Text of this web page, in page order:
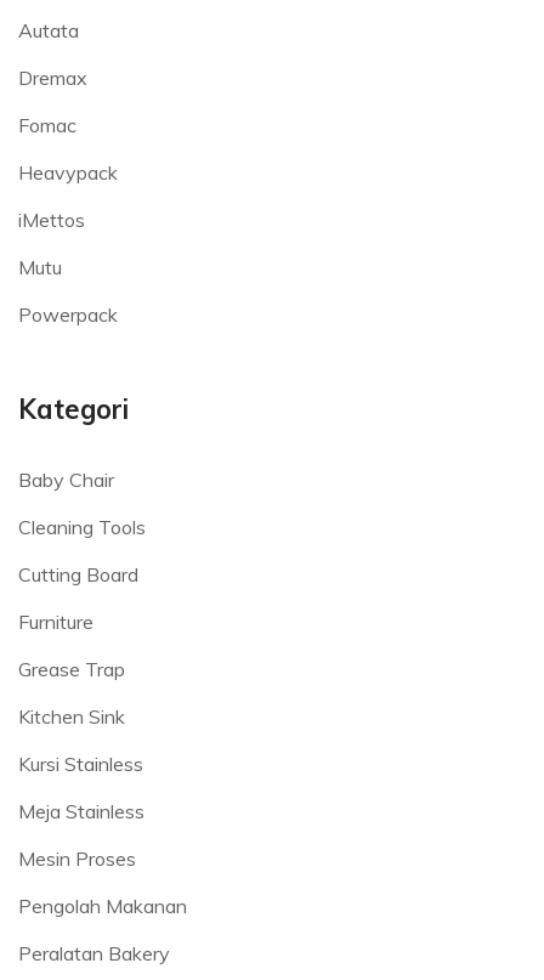
Autata
Dremax
Fomac
Heavypack
iMettos
Mutu
Powerpack
Kategori
Baby Chair
Cleaning Tools
Cutting Board
Furniture
Grease Trap
Kitchen Sink
Kursi Stainless
Meja Stainless
Mesin Proses
Pengolah Makanan
Peralatan Bakery